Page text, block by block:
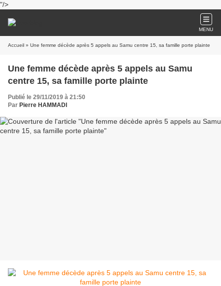
"/>
MENU
Accueil » Une femme décède après 5 appels au Samu centre 15, sa famille porte plainte
Une femme décède après 5 appels au Samu
centre 15, sa famille porte plainte
Publié le 29/11/2019 à 21:50
Par Pierre HAMMADI